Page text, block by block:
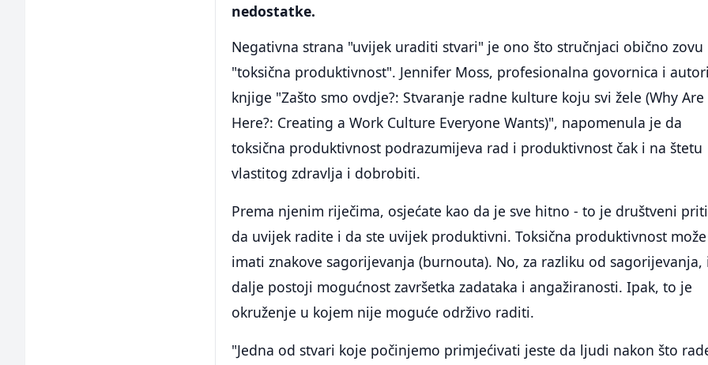
nedostatke.
Negativna strana "uvijek uraditi stvari" je ono što stručnjaci obično zovu
"toksična produktivnost". Jennifer Moss, profesionalna govornica i
knjige "Zašto smo ovdje?: Stvaranje radne kulture koju svi žele (Why Are
Here?: Creating a Work Culture Everyone Wants)", napomenula je da
toksična produktivnost podrazumijeva rad i produktivnost čak i na štetu
vlastitog zdravlja i dobrobiti.
Prema njenim riječima, osjećate kao da je sve hitno - to je društveni
da uvijek radite i da ste uvijek produktivni. Toksična produktivnost može
imati znakove sagorijevanja (burnouta). No, za razliku od sagorijevanja,
dalje postoji mogućnost završetka zadataka i angažiranosti. Ipak, to je
okruženje u kojem nije moguće održivo raditi.
"Jedna od stvari koje počinjemo primjećivati jeste da ljudi nakon što